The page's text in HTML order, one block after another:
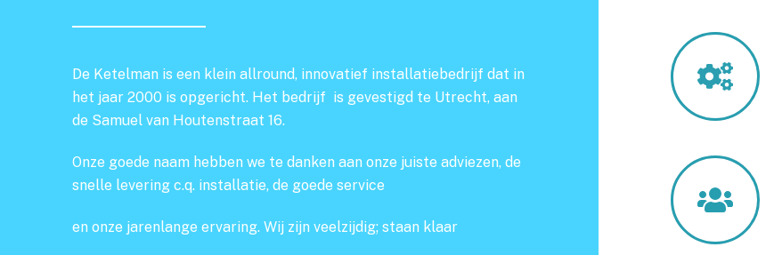
De Ketelman is een klein allround, innovatief installatiebedrijf dat in
het jaar 2000 is opgericht. Het bedrijf is gevestigd te Utrecht, aan
de Samuel van Houtenstraat 16.
Onze goede naam hebben we te danken aan onze juiste adviezen, de
snelle levering c.q. installatie, de goede service
en onze jarenlange ervaring. Wij zijn veelzijdig; staan klaar